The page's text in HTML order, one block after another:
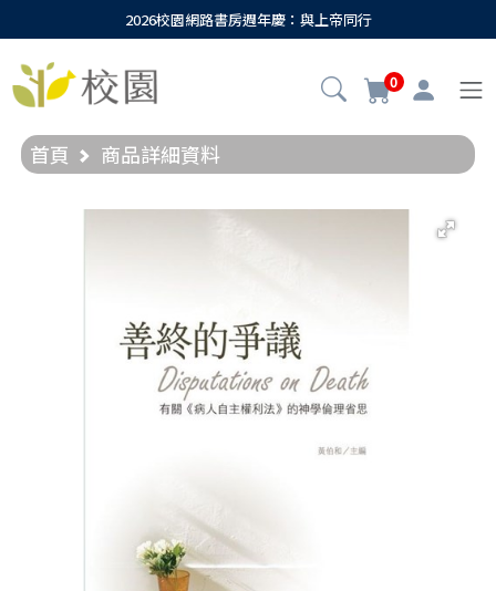
2026校園網路書房週年慶：與上帝同行
0
首頁 商品詳細資料